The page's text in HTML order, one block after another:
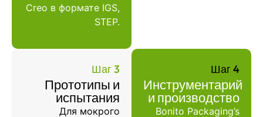
Creo в формате IGS,
STEP.
Шаг 3
Прототипы и
испытания
Для мокрого
Шаг 4
Инструментарий
и производство
Bonito Packaging’s